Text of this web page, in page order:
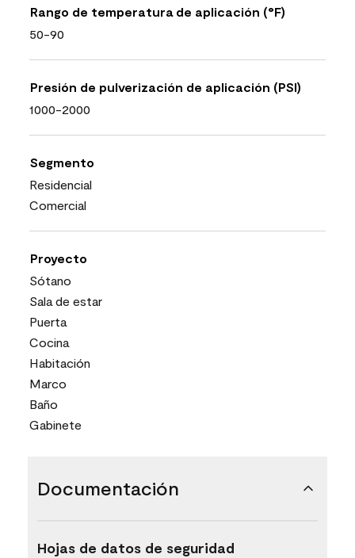
Rango de temperatura de aplicación (°F)
50-90
Presión de pulverización de aplicación (PSI)
1000-2000
Segmento
Residencial
Comercial
Proyecto
Sótano
Sala de estar
Puerta
Cocina
Habitación
Marco
Baño
Gabinete
Documentación
Hojas de datos de seguridad